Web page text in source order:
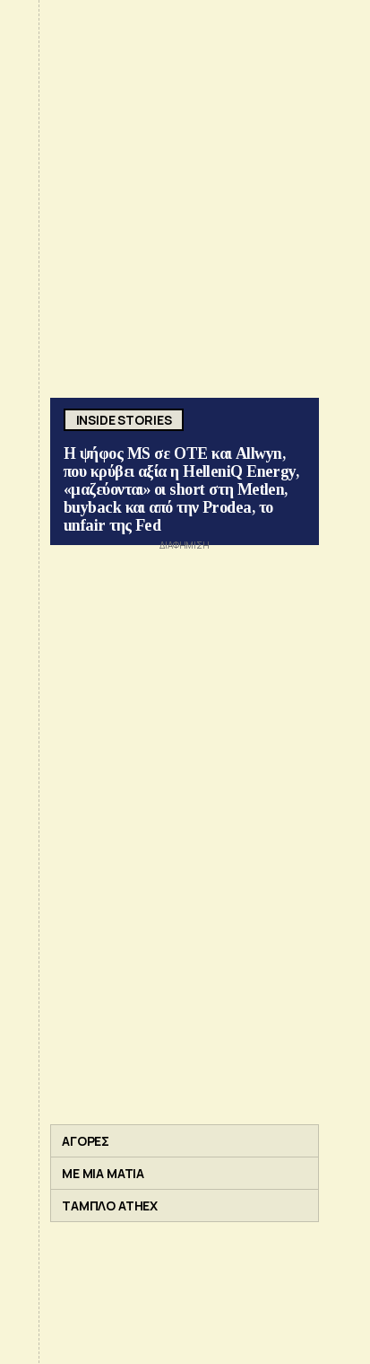
INSIDE STORIES
Η ψήφος MS σε ΟΤΕ και Allwyn,
που κρύβει αξία η HelleniQ Energy,
«μαζεύονται» οι short στη Metlen,
buyback και από την Prodea, το
unfair της Fed
ΑΓΟΡΕΣ
ΜΕ ΜΙΑ ΜΑΤΙΑ
ΤΑΜΠΛΟ ATHEX